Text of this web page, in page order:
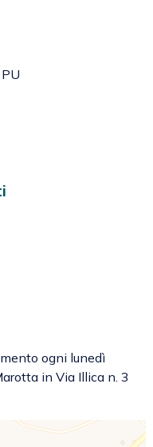
ogni lunedì
in Via Illica n. 3